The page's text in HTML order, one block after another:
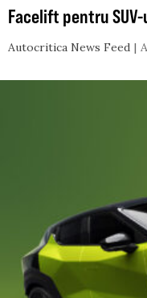
Facelift pentru
Autocritica News Feed